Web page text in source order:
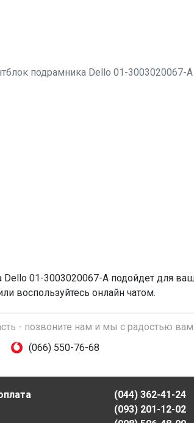
подрамника Dello 01-3003020067-A
Dello 01-3003020067-A подойдет для
воспользуйтесь онлайн чатом.
- позвоните нам и мы с радостью
(066) 550-76-68
(044) 362-41-24
(093) 201-12-02